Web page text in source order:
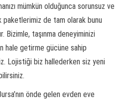
mümkün olduğunca sorunsuz ve
de tam olarak bunu
Bizimle, taşınma deneyiminizi
hale getirme gücüne sahip
Lojistiği biz hallederken siz yeni
önde gelen evden eve